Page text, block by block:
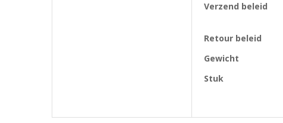
Verzend beleid
Retour beleid
Gewicht
Stuk